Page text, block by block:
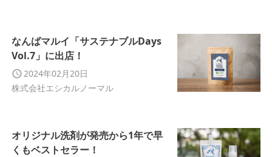
なんばマルイ「サステナブルDays
Vol.7」に出店！
2024年02月20日
株式会社エシカルノーマル
オリジナル洗剤が発売から1年で早
くもベストセラー！